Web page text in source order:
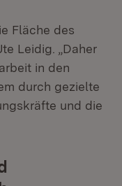
Fläche des
Leidig. „Daher
in den
durch gezielte
und die